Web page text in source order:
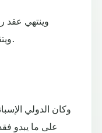
ويتقاضى راتبا سنويا قدره 12 مليون يورو.
وكان الدولي
على ما يبدو